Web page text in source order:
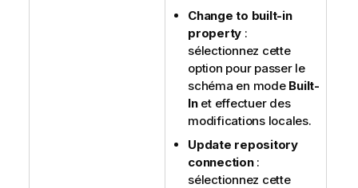
Change to built-in
property :
sélectionnez cette
option pour passer le
schéma en mode Built-
Inet effectuer des
modifications locales.
Update repository
connection:
sélectionnez cette